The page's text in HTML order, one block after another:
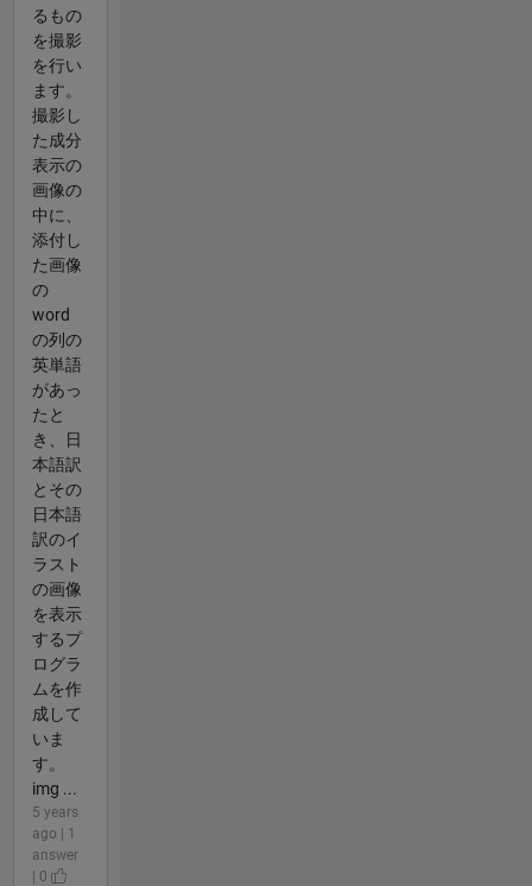
るもの
を撮影
を行い
ます。
撮影し
た成分
表示の
画像の
中に、
添付し
た画像
の
word
の列の
英単語
があっ
たと
き、日
本語訳
とその
日本語
訳のイ
ラスト
の画像
を表示
するプ
ログラ
ムを作
成して
いま
す。
img ...
5 years
ago | 1
answer
| 0